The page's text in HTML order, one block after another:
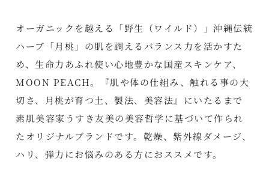
オーガニックを越える「野生（ワイルド）」沖縄伝統
ハーブ「月桃」の肌を調えるバランス力を活かすた
め、生命力あふれ使い心地豊かな国産スキンケア、
MOON PEACH。『肌や体の仕組み、触れる事の大
切さ、月桃が育つ土、製法、美容法』にいたるまで
素肌美容家うすき友美の美容哲学に基づいて作られ
たオリジナルブランドです。乾燥、紫外線ダメージ、
ハリ、弾力にお悩みのある方におススメです。